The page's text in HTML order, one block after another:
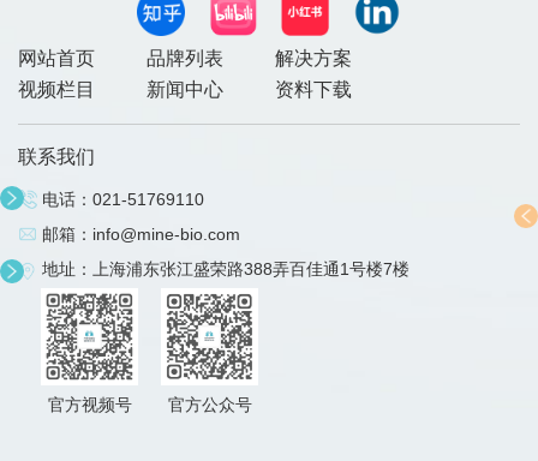
网站首页 品牌列表
解决方案
视频栏目
新闻中心 资料下载
联系我们
电话： 021-51769110
邮箱： info@mine-bio.com
地址：上海浦东张江盛荣路388弄百佳通1号楼7楼
官方视频号 官方公众号